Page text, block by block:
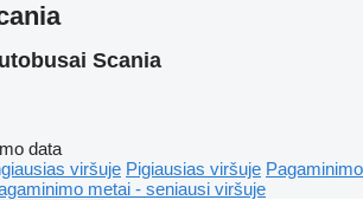
Scania
data
viršuje Pigiausias viršuje Pagaminimo
metai - seniausi viršuje